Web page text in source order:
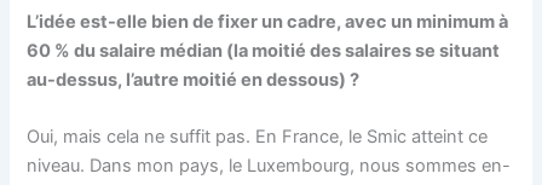
L’idée est-elle bien de fixer un cadre, avec un minimum à
60 % du salaire médian (la moitié des salaires se situant
au-dessus, l’autre moitié en dessous) ?
Oui, mais cela ne suffit pas. En France, le Smic atteint ce
niveau. Dans mon pays, le Luxembourg, nous sommes en-